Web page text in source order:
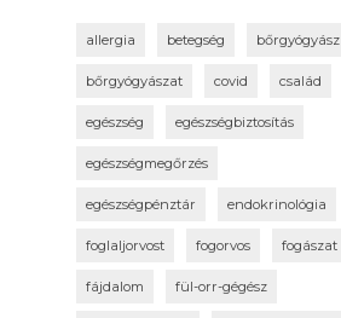
allergia betegség bőrgyógyász
bőrgyógyászat covid család
egészség egészségbiztosítás
egészségmegőrzés
egészségpénztár endokrinológia
foglaljorvost fogorvos fogászat
fájdalom fül-orr-gégész